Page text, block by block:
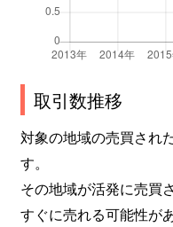
取引数推移
対象の地域の売買され
す。
その地域が活発に売買
すぐに売れる可能性が